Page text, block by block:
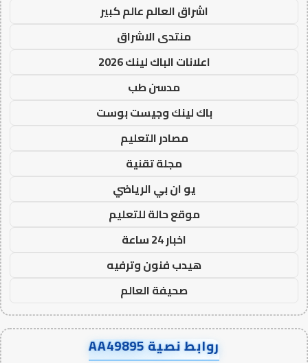
اشراق العالم عالم كبير
منتدى الاشراق
اعلانات الباك لينك 2026
مدسن طب
باك لينك وجيست بوست
مصادر التعليم
مجلة تقنية
يو ان بي الرياضي
موقع حالة للتعليم
اخبار 24 ساعة
هيدب فنون وترفيه
صحيفة العالم
روابط نصية AA49895